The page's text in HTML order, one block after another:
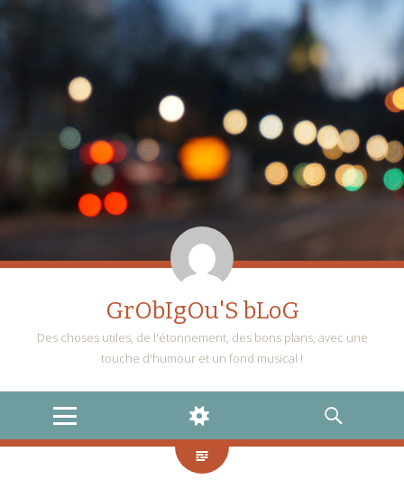
GrObIgOu'S bLoG
Des choses utiles, de l'étonnement, des bons plans, avec une
touche d'humour et un fond musical !
MENU
WIDGETS
RECHERCHE